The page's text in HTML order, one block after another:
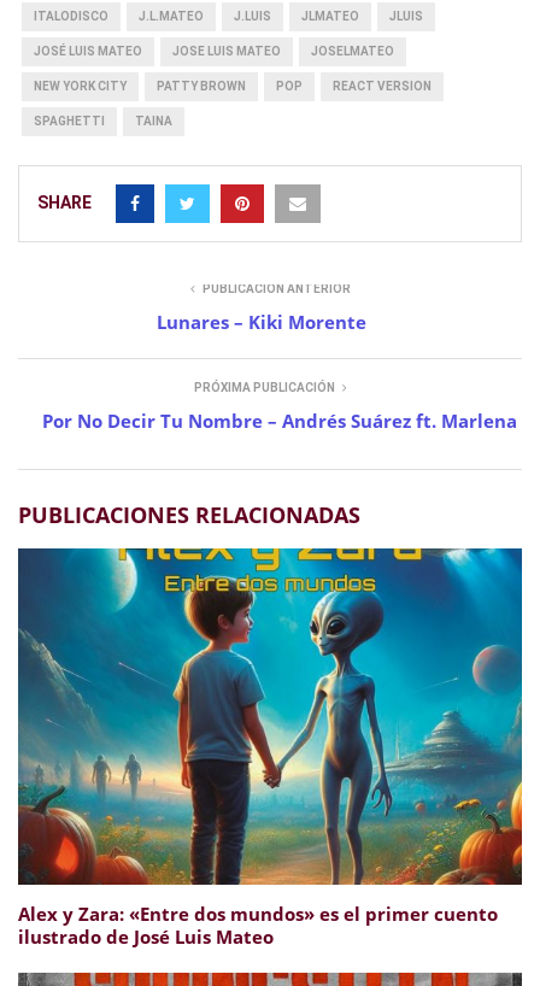
ITALODISCO J.L.MATEO J.LUIS JLMATEO JLUIS
JOSÉ LUIS MATEO JOSE LUIS MATEO JOSELMATEO
NEW YORK CITY PATTY BROWN POP REACT VERSION
SPAGHETTI TAINA
SHARE
PUBLICACIÓN ANTERIOR
Lunares – Kiki Morente
PRÓXIMA PUBLICACIÓN
Por No Decir Tu Nombre – Andrés Suárez ft. Marlena
PUBLICACIONES RELACIONADAS
Alex y Zara: «Entre dos mundos» es el primer cuento
ilustrado de José Luis Mateo